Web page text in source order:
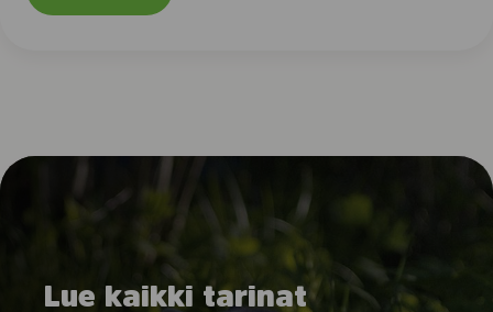
Lue kaikki tarinat